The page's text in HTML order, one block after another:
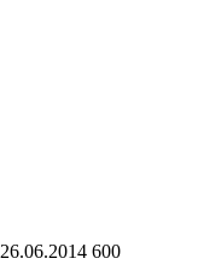
26.06.2014 600